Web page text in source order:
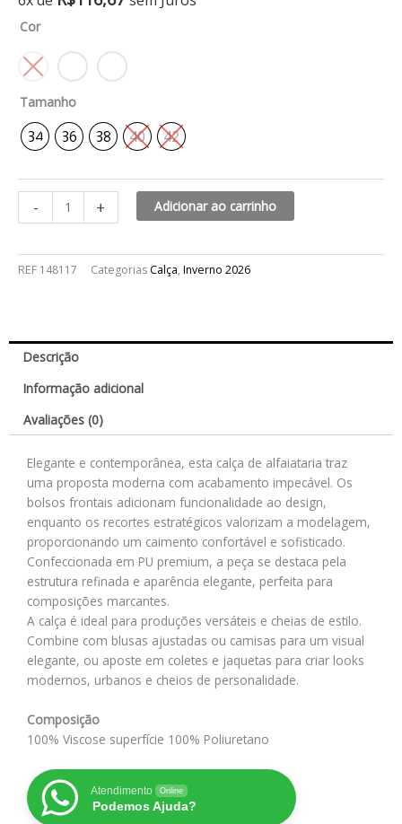
Cor
Tamanho
34 36 38 40 42
-
verona
quantidade
+ Adicionar ao carrinho
REF 148117 Categorias Calça, Inverno 2026
Descrição
Informação adicional
Avaliações (0)
Elegante e contemporânea, esta calça de alfaiataria traz
uma proposta moderna com acabamento impecável. Os
bolsos frontais adicionam funcionalidade ao design,
enquanto os recortes estratégicos valorizam a modelagem,
proporcionando um caimento confortável e sofisticado.
Confeccionada em PU premium, a peça se destaca pela
estrutura refinada e aparência elegante, perfeita para
composições marcantes.
A calça é ideal para produções versáteis e cheias de estilo.
Combine com blusas ajustadas ou camisas para um visual
elegante, ou aposte em coletes e jaquetas para criar looks
modernos, urbanos e cheios de personalidade.
Composição
100% Viscose superfície 100% Poliuretano
Atendimento Online
Podemos Ajuda?